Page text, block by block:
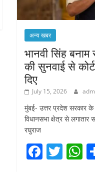
अन्य खबर
भानवी सिंह
की सुनवाई से
दिए
July 15, 2026
मुंबई- उत्तर प्रदेश सरकार
विधानसभा क्षेत्र से लगातार
रघुराज
F T